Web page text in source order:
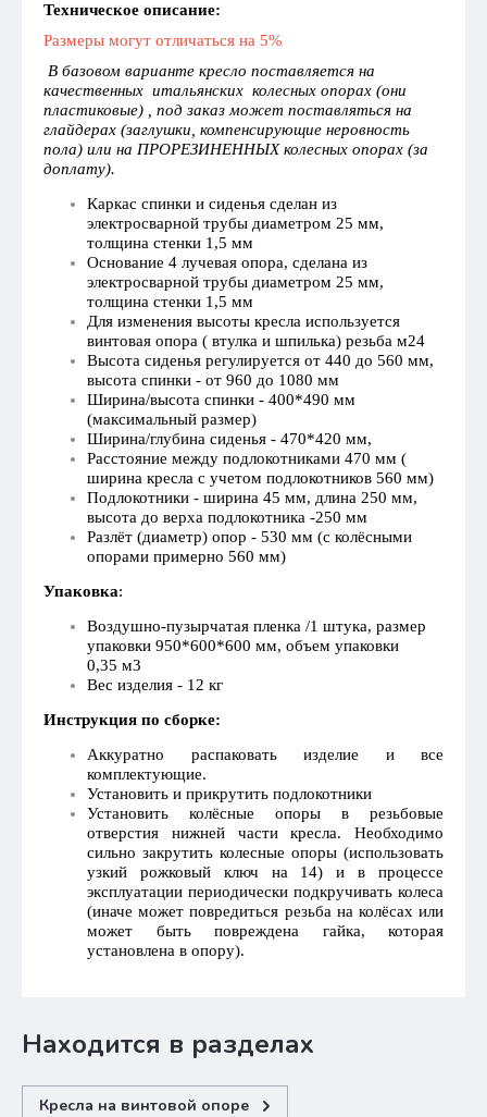
Техническое описание:
Размеры могут отличаться на 5%
В базовом варианте кресло поставляется на
качественных итальянских колесных опорах (они
пластиковые) , под заказ может поставляться на
глайдерах (заглушки, компенсирующие неровность
пола) или на ПРОРЕЗИНЕННЫХ колесных опорах (за
доплату).
Каркас спинки и сиденья сделан из
электросварной трубы диаметром 25 мм,
толщина стенки 1,5 мм
Основание 4 лучевая опора, сделана из
электросварной трубы диаметром 25 мм,
толщина стенки 1,5 мм
Для изменения высоты кресла используется
винтовая опора ( втулка и шпилька) резьба м24
Высота сиденья регулируется от 440 до 560 мм,
высота спинки - от 960 до 1080 мм
Ширина/высота спинки - 400*490 мм
(максимальный размер)
Ширина/глубина сиденья - 470*420 мм,
Расстояние между подлокотниками 470 мм (
ширина кресла с учетом подлокотников 560 мм)
Подлокотники - ширина 45 мм, длина 250 мм,
высота до верха подлокотника -250 мм
Разлёт (диаметр) опор - 530 мм (с колёсными
опорами примерно 560 мм)
Упаковка:
Воздушно-пузырчатая пленка /1 штука, размер
упаковки 950*600*600 мм, объем упаковки
0,35 м3
Вес изделия - 12 кг
Инструкция по сборке:
Аккуратно распаковать изделие и все
комплектующие.
Установить и прикрутить подлокотники
Установить колёсные опоры в резьбовые
отверстия нижней части кресла. Необходимо
сильно закрутить колесные опоры (использовать
узкий рожковый ключ на 14) и в процессе
эксплуатации периодически подкручивать колеса
(иначе может повредиться резьба на колёсах или
может быть повреждена гайка, которая
установлена в опору).
Находится в разделах
Кресла на винтовой опоре